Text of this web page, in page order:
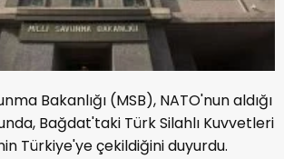
Bakanlığı (MSB), NATO'nun aldığı
Bağdat'taki Türk Silahlı Kuvvetleri
Türkiye'ye çekildiğini duyurdu.